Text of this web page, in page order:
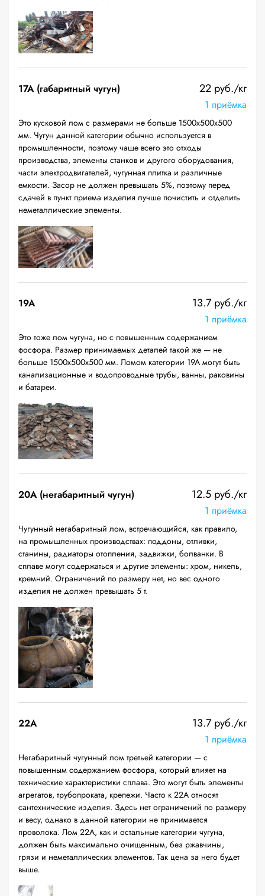
17А (габаритный чугун) 22 руб./кг
1 приёмка
Это кусковой лом с размерами не больше 1500х500х500
мм. Чугун данной категории обычно используется в
промышленности, поэтому чаще всего это отходы
производства, элементы станков и другого оборудования,
части электродвигателей, чугунная плитка и различные
емкости. Засор не должен превышать 5%, поэтому перед
сдачей в пункт приема изделия лучше почистить и отделить
неметаллические элементы.
19A 13.7 руб./кг
1 приёмка
Это тоже лом чугуна, но с повышенным содержанием
фосфора. Размер принимаемых деталей такой же — не
больше 1500х500х500 мм. Ломом категории 19А могут быть
канализационные и водопроводные трубы, ванны, раковины
и батареи.
20A (негабаритный чугун) 12.5 руб./кг
1 приёмка
Чугунный негабаритный лом, встречающийся, как правило,
на промышленных производствах: поддоны, отливки,
станины, радиаторы отопления, задвижки, болванки. В
сплаве могут содержаться и другие элементы: хром, никель,
кремний. Ограничений по размеру нет, но вес одного
изделия не должен превышать 5 т.
22A 13.7 руб./кг
1 приёмка
Негабаритный чугунный лом третьей категории — с
повышенным содержанием фосфора, который влияет на
технические характеристики сплава. Это могут быть элементы
агрегатов, трубопроката, крепежи. Часто к 22А относят
сантехнические изделия. Здесь нет ограничений по размеру
и весу, однако в данной категории не принимается
проволока. Лом 22А, как и остальные категории чугуна,
должен быть максимально очищенным, без ржавчины,
грязи и неметаллических элементов. Так цена за него будет
выше.